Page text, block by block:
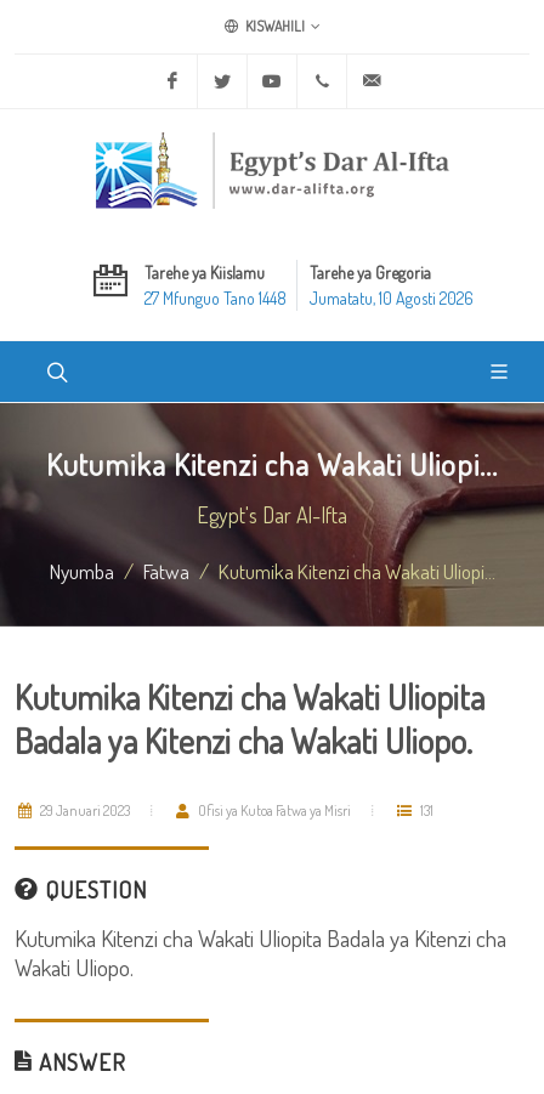
KISWAHILI
Facebook Twitter Youtube +20 2 25970400
Tarehe ya Kiislamu
27 Mfunguo Tano 1448
Tarehe ya Gregoria
Jumatatu, 10 Agosti 2026
Kutumika Kitenzi cha Wakati Uliopi...
Egypt's Dar Al-Ifta
Nyumba Fatwa Kutumika Kitenzi cha Wakati Uliopi...
Kutumika Kitenzi cha Wakati Uliopita
Badala ya Kitenzi cha Wakati Uliopo.
29 Januari 2023 Ofisi ya Kutoa Fatwa ya Misri 131
QUESTION
Kutumika Kitenzi cha Wakati Uliopita Badala ya Kitenzi cha
Wakati Uliopo.
ANSWER